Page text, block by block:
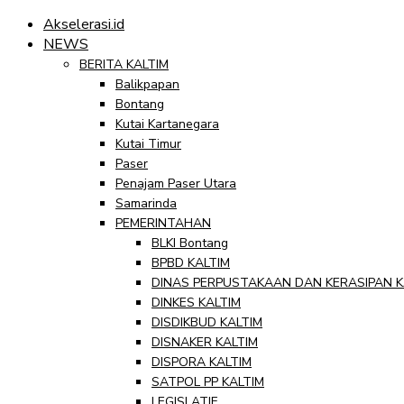
Akselerasi.id
NEWS
BERITA KALTIM
Balikpapan
Bontang
Kutai Kartanegara
Kutai Timur
Paser
Penajam Paser Utara
Samarinda
PEMERINTAHAN
BLKI Bontang
BPBD KALTIM
DINAS PERPUSTAKAAN DAN KERASIPAN
DINKES KALTIM
DISDIKBUD KALTIM
DISNAKER KALTIM
DISPORA KALTIM
SATPOL PP KALTIM